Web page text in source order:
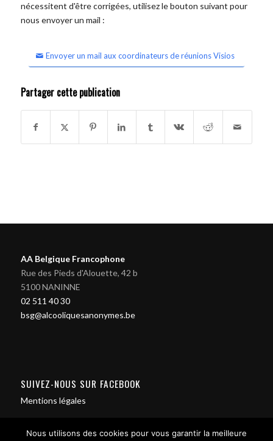
nécessitent d'être corrigées, utilisez le bouton suivant pour
nous envoyer un mail :
Envoyer un mail aux coordinateurs de réunions Visios
Partager cette publication
AA Belgique Francophone
Rue des Pieds d'Alouette, 42 b
5100 NANINNE
02 511 40 30
bsg@alcooliquesanonymes.be
SUIVEZ-NOUS SUR FACEBOOK
Mentions légales
Nous utilisons des cookies pour vous garantir la meilleure